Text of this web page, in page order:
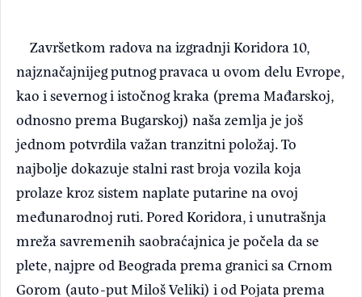
Završetkom radova na izgradnji Koridora 10,
najznačajnijeg putnog pravaca u ovom delu Evrope,
kao i severnog i istočnog kraka (prema Mađarskoj,
odnosno prema Bugarskoj) naša zemlja je još
jednom potvrdila važan tranzitni položaj. To
najbolje dokazuje stalni rast broja vozila koja
prolaze kroz sistem naplate putarine na ovoj
međunarodnoj ruti. Pored Koridora, i unutrašnja
mreža savremenih saobraćajnica je počela da se
plete, najpre od Beograda prema granici sa Crnom
Gorom (auto-put Miloš Veliki) i od Pojata prema